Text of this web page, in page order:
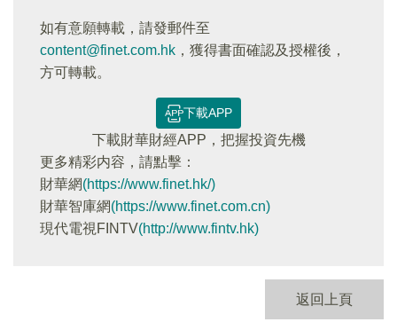
如有意願轉載，請發郵件至
content@finet.com.hk ，獲得書面確認及授權後，
方可轉載。
下載APP
下載財華財經APP，把握投資先機
更多精彩内容，請點擊：
財華網(https://www.finet.hk/)
財華智庫網(https://www.finet.com.cn)
現代電視FINTV(http://www.fintv.hk)
返回上頁